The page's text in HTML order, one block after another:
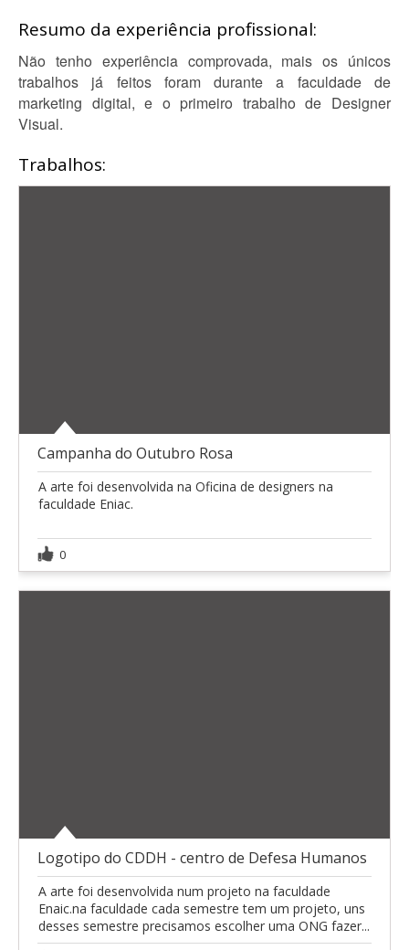
Resumo da experiência profissional:
Não tenho experiência comprovada, mais os únicos
trabalhos já feitos foram durante a faculdade de
marketing digital, e o primeiro trabalho de Designer
Visual.
Trabalhos:
Campanha do Outubro Rosa
A arte foi desenvolvida na Oficina de designers na
faculdade Eniac.
0
Logotipo do CDDH - centro de Defesa Humanos
A arte foi desenvolvida num projeto na faculdade
Enaic.na faculdade cada semestre tem um projeto, uns
desses semestre precisamos escolher uma ONG fazer...